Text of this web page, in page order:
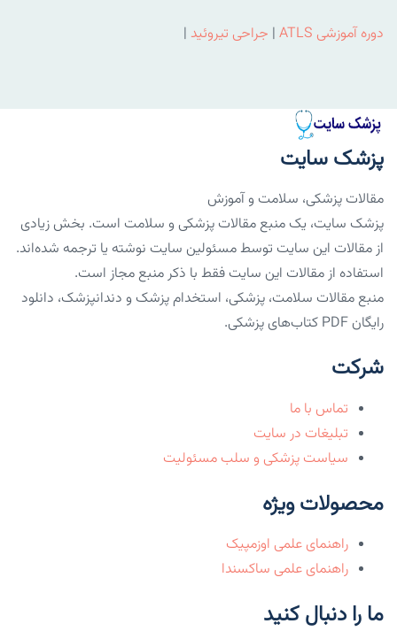
دوره آموزشی ATLS | جراحی تیروئید |
پزشک سایت
مقالات پزشکی، سلامت و آموزش
پزشک سایت، یک منبع مقالات پزشکی و سلامت است. بخش زیادی
از مقالات این سایت توسط مسئولین سایت نوشته یا ترجمه شده‌اند.
استفاده از مقالات این سایت فقط با ذکر منبع مجاز است.
منبع مقالات سلامت، پزشکی، استخدام پزشک و دندانپزشک، دانلود
رایگان PDF کتاب‌های پزشکی.
شرکت
تماس با ما
تبلیغات در سایت
سیاست پزشکی و سلب مسئولیت
محصولات ویژه
راهنمای علمی اوزمپیک
راهنمای علمی ساکسندا
ما را دنبال کنید